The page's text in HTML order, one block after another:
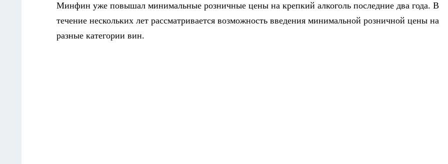
Минфин уже повышал минимальные розничные цены на крепкий алкоголь последние два года. В
течение нескольких лет рассматривается возможность введения минимальной розничной цены на
разные категории вин.